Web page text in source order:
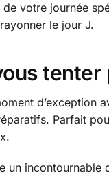
votre journée
le jour J.
tenter
d’exception
Parfait
un incontournable